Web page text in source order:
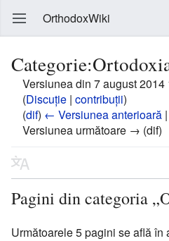
OrthodoxWiki
Versiunea din 7 august 2014
(Discuție | contribuții)
(dif) ← Versiunea anterioară
Versiunea următoare → (dif)
Pagini din categoria
Următoarele 5 pagini se află în